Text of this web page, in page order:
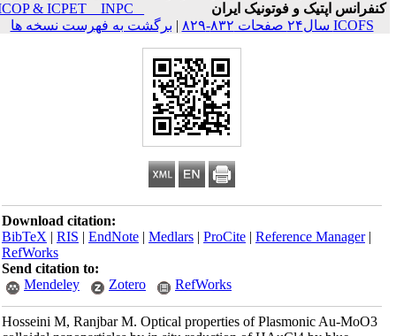
کنفرانس اپتیک و فوتونیک ایران
ICOP & ICPET _ INPC _
ICOFS سال۲۴ صفحات ۸۳۲-۸۲۹
| برگشت به فهرست نسخه ها
Download citation:
BibTeX|RIS|EndNote|Medlars|ProCite|Reference Manager
RefWorks
Send citation to:
Mendeley
Zotero RefWorks
Hosseini M, Ranjbar M. Optical properties of Plasmonic Au-MoO3